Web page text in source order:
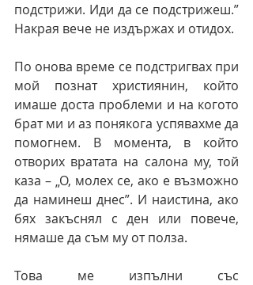
подстрижи. Иди да се подстрижеш.”
Накрая вече не издържах и отидох.
По онова време се подстригвах при
мой познат християнин, който
имаше доста проблеми и на когото
брат ми и аз понякога успявахме да
помогнем. В момента, в който
отворих вратата на салона му, той
каза – „О, молех се, ако е възможно
да наминеш днес”. И наистина, ако
бях закъснял с ден или повече,
нямаше да съм му от полза.
Това ме изпълни със